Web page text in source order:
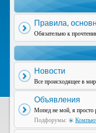
Правила,
Обязательно к
Новости
Все происходящее в
Объявления
Мопед не мой, я просто
Подфорумы: